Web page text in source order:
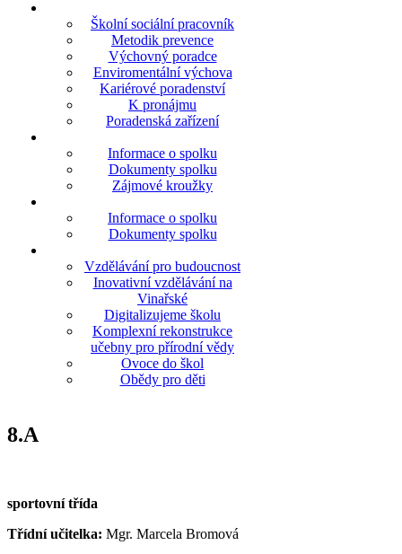
Školní sociální pracovník
Metodik prevence
Výchovný poradce
Enviromentální výchova
Kariérové poradenství
K pronájmu
Poradenská zařízení
Informace o spolku
Dokumenty spolku
Zájmové kroužky
Informace o spolku
Dokumenty spolku
Vzdělávání pro budoucnost
Inovativní vzdělávání na
Vinařské
Digitalizujeme školu
Komplexní rekonstrukce
učebny pro přírodní vědy
Ovoce do škol
Obědy pro děti
8.A
sportovní třída
Třídní učitelka: Mgr. Marcela Bromová